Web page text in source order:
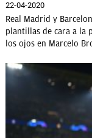
22-04-2020
Real Madrid y
plantillas de cara a la
los ojos en Marcelo